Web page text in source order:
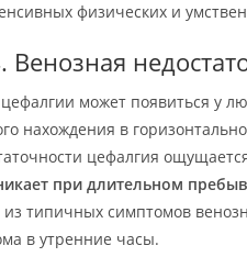
физических и
может появиться у
нахождения в
цефалгия
при длительном
типичных симптомов
в утренние часы.